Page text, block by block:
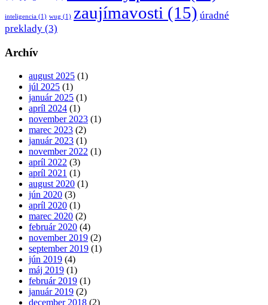
inteligencia (1) wug (1) zaujímavosti (15) úradné
preklady (3)
Archív
august 2025 (1)
júl 2025 (1)
január 2025 (1)
apríl 2024 (1)
november 2023 (1)
marec 2023 (2)
január 2023 (1)
november 2022 (1)
apríl 2022 (3)
apríl 2021 (1)
august 2020 (1)
jún 2020 (3)
apríl 2020 (1)
marec 2020 (2)
február 2020 (4)
november 2019 (2)
september 2019 (1)
jún 2019 (4)
máj 2019 (1)
február 2019 (1)
január 2019 (2)
december 2018 (2)